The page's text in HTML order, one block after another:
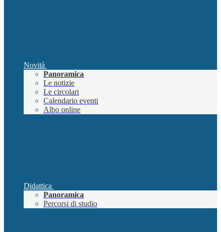
Novità
Panoramica
Le notizie
Le circolari
Calendario eventi
Albo online
Didattica
Panoramica
Percorsi di studio